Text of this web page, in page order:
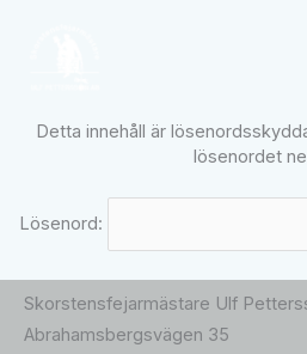
Detta innehåll är
lösenordet
Lösenord:
Skorstensfejarmästare Ulf
Abrahamsbergsvägen 35